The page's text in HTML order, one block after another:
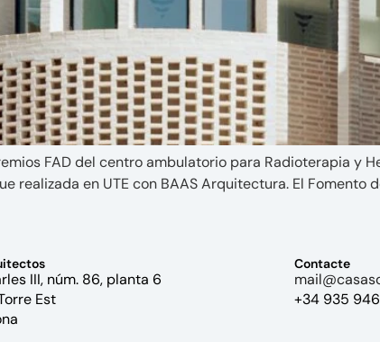
FAD del centro ambulatorio para Radioterapia y
realizada en UTE con BAAS Arquitectura. El Fomento
III, núm. 86, planta 6
Est
Contacte
+34 935